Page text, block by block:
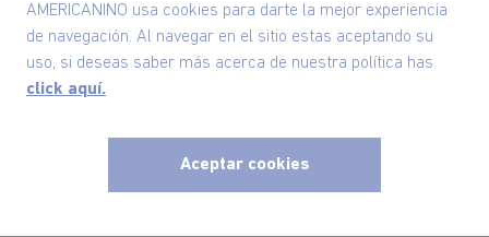
AMERICANINO usa cookies para darte la mejor experiencia
de navegación. Al navegar en el sitio estas aceptando su
uso, si deseas saber más acerca de nuestra política has
click aquí.
Aceptar cookies
Comodin S.A.S | NIT: 800.069.933-6©2025 Americanino, todos los derechos reservados